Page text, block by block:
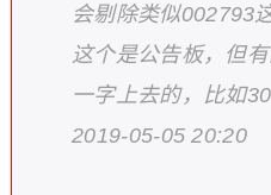
会剔除类似002793
这个是公告板，但
一字上去的，比如
2019-05-05 20:20